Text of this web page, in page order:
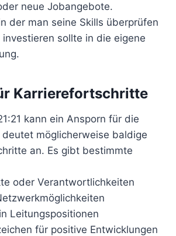
neue Jobangebote.
der man seine Skills überprüfen
sollte in die eigene
Karrierefortschritte
kann ein Ansporn für die
deutet möglicherweise baldige
an. Es gibt bestimmte
oder Verantwortlichkeiten
Leitungspositionen
für positive Entwicklungen